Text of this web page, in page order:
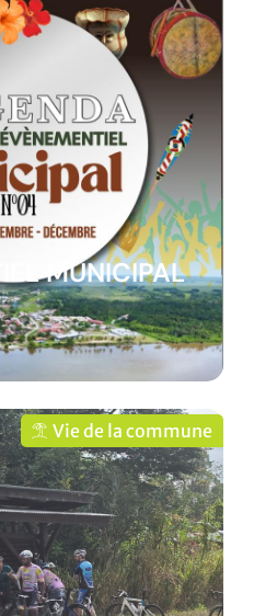
MUNICIPAL
Vie de la commune